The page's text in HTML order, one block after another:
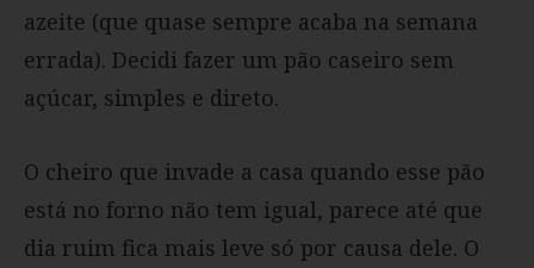
azeite (que quase sempre acaba na semana
errada). Decidi fazer um pão caseiro sem
açúcar, simples e direto.
O cheiro que invade a casa quando esse pão
está no forno não tem igual, parece até que
dia ruim fica mais leve só por causa dele. O